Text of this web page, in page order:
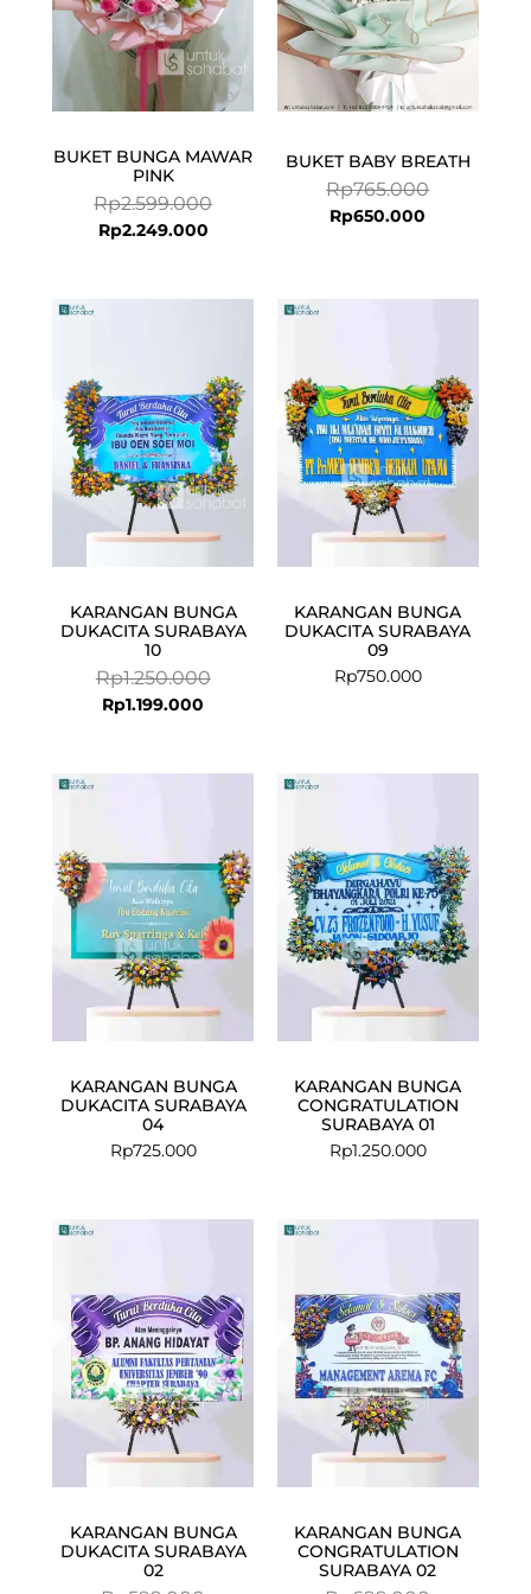
BUKET BUNGA MAWAR
PINK
Rp2.599.000
Rp2.249.000
BUKET BABY BREATH
Rp765.000
Rp650.000
KARANGAN BUNGA
DUKACITA SURABAYA
10
Rp1.250.000
Rp1.250.000.
Rp1.199.000
Rp1.199.000.
KARANGAN BUNGA
DUKACITA SURABAYA
09
Rp750.000
KARANGAN BUNGA
DUKACITA SURABAYA
04
Rp725.000
KARANGAN BUNGA
CONGRATULATION
SURABAYA 01
Rp1.250.000
KARANGAN BUNGA
DUKACITA SURABAYA
02
Rp599.000.
Rp575.000.
KARANGAN BUNGA
CONGRATULATION
SURABAYA 02
Rp699.000.
Rp675.000.